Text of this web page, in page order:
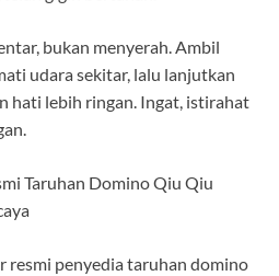
bukan menyerah. Ambil
udara sekitar, lalu lanjutkan
hati lebih ringan. Ingat, istirahat
Taruhan Domino Qiu Qiu
resmi penyedia taruhan domino